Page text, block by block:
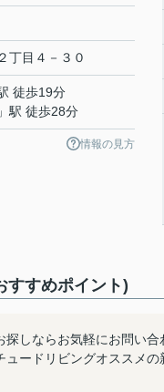
２丁目４－３０
徒歩19分
」駅 徒歩28分
情報の見方
すすめポイント)
探しならお気軽にお問い
ードリビングオススメ